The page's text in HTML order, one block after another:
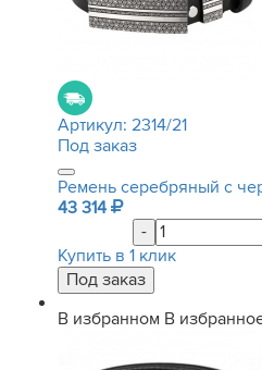
Артикул: 2314/21
Под заказ
Ремень серебряный с
43 314
-
Купить в 1 клик
В избранном В